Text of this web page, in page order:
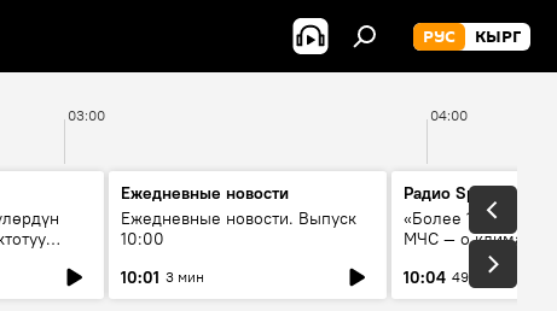
РУС КЫРГ
03:00 04:00
Ежедневные новости
Ежедневные новости. Выпуск
10:00
10:01 3 мин
Радио Sputnik
«Более 1200 сёл в
МЧС — о климате,
системе
населения
10:04 49 мин